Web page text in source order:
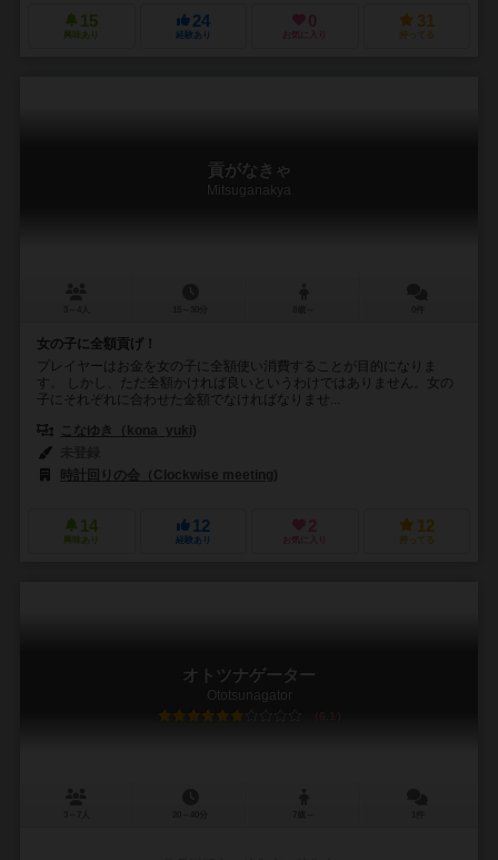
15
興味あり
24
経験あり
0
お気に入り
31
持ってる
貢がなきゃ
Mitsuganakya
女の子に全額貢げ！
プレイヤーはお金を女の子に全額使い消費することが目的になりま
す。 しかし、ただ全額かければ良いというわけではありません。女の
子にそれぞれに合わせた金額でなければなりませ...
こなゆき（kona_yuki)
時計回りの会（Clockwise meeting)
14
興味あり
12
経験あり
2
お気に入り
12
持ってる
オトツナゲーター
Ototsunagator
6.1